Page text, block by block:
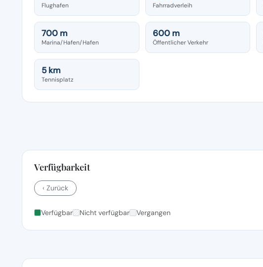
Flughafen Fahrradverleih
700 m
Marina/Hafen/Hafen
600 m
Öffentlicher Verkehr
5 km
Tennisplatz
Verfügbarkeit
‹ Zurück
Verfügbar Nicht verfügbar Vergangen